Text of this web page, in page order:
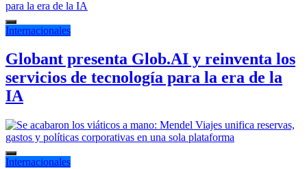
Internacionales
Globant presenta Glob.AI y reinventa los
servicios de tecnología para la era de la
IA
Internacionales